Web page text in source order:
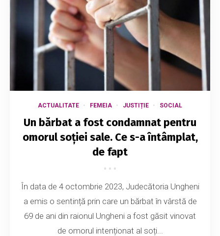
ACTUALITATE FEMEIA JUSTIȚIE SOCIAL
Un bărbat a fost condamnat pentru
omorul soției sale. Ce s-a întâmplat,
de fapt
În data de 4 octombrie 2023, Judecătoria Ungheni
a emis o sentință prin care un bărbat în vârstă de
69 de ani din raionul Ungheni a fost găsit vinovat
de omorul intenționat al soți...